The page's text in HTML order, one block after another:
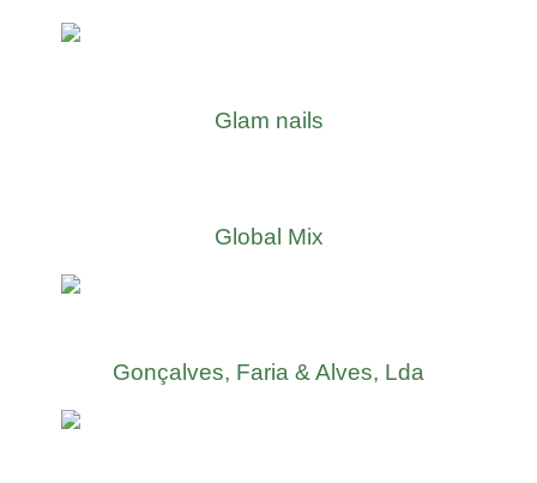
Glam nails
Global Mix
Gonçalves, Faria & Alves, Lda